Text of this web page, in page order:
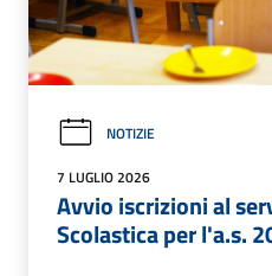
NOTIZIE
7 LUGLIO 2026
Avvio iscrizioni al
Scolastica per l'a.s.